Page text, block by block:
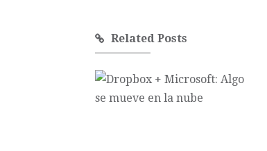
Related Posts